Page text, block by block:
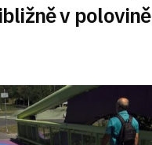
v polovině